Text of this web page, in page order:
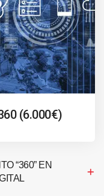
(6.000€)
“360” EN